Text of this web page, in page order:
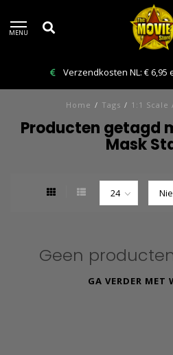
MENU
Verzendkosten NL: € 6,95
Home / Tags / 1:1 Scale
Producten getagd
Mask
Geen
GA VERDER MET